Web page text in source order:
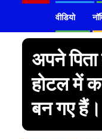
वीडियो
अपने
होटल में
बन गए हैं।